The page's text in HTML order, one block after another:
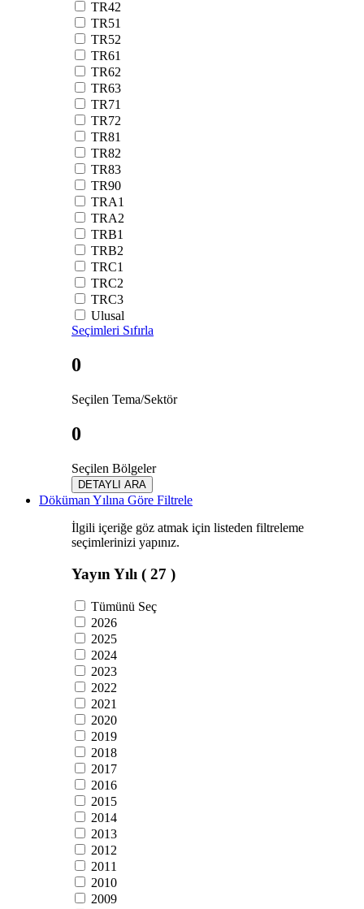
TR42
TR51
TR52
TR61
TR62
TR63
TR71
TR72
TR81
TR82
TR83
TR90
TRA1
TRA2
TRB1
TRB2
TRC1
TRC2
TRC3
Ulusal
Seçimleri Sıfırla
0
Seçilen Tema/Sektör
0
Seçilen Bölgeler
DETAYLI ARA
Döküman Yılına Göre Filtrele
İlgili içeriğe göz atmak için listeden filtreleme
seçimlerinizi yapınız.
Yayın Yılı ( 27 )
Tümünü Seç
2026
2025
2024
2023
2022
2021
2020
2019
2018
2017
2016
2015
2014
2013
2012
2011
2010
2009